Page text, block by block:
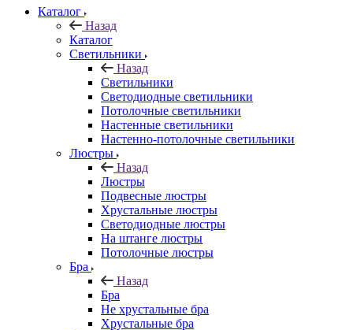
Каталог
Назад
Каталог
Светильники
Назад
Светильники
Светодиодные светильники
Потолочные светильники
Настенные светильники
Настенно-потолочные светильники
Люстры
Назад
Люстры
Подвесные люстры
Хрустальные люстры
Светодиодные люстры
На штанге люстры
Потолочные люстры
Бра
Назад
Бра
Не хрустальные бра
Хрустальные бра